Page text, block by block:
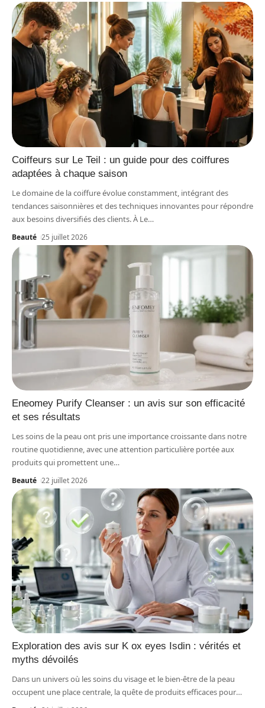
Coiffeurs sur Le Teil : un guide pour des coiffures
adaptées à chaque saison
Le domaine de la coiffure évolue constamment, intégrant des
tendances saisonnières et des techniques innovantes pour répondre
aux besoins diversifiés des clients. À Le…
Beauté 25 juillet 2026
Eneomey Purify Cleanser : un avis sur son efficacité
et ses résultats
Les soins de la peau ont pris une importance croissante dans notre
routine quotidienne, avec une attention particulière portée aux
produits qui promettent une…
Beauté 22 juillet 2026
Exploration des avis sur K ox eyes Isdin : vérités et
myths dévoilés
Dans un univers où les soins du visage et le bien-être de la peau
occupent une place centrale, la quête de produits efficaces pour…